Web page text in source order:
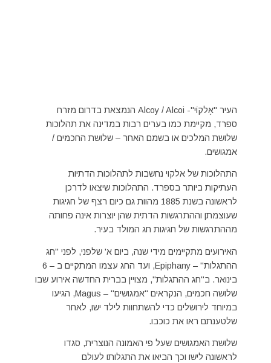
העיר "אָלקוֹי"- Alcoy / Alcoi הנמצאת בדרום מזרח
ספרד, מקיימת כמו בערים רבות במדינה את תהלוכות
שלושת המלכים או בשמם האחר – שלושת החכמים /
אמגושים.
התהלוכות של אלקוי נחשבות לתהלוכות הדתיות
העתיקות ביותר בספרד. התהלוכות שיצאו לדרכן
לראשונה בשנת 1885 מהוות גם כיום רצף של חגיגות
שעוצמתן וההתרגשות הדתית שהן יוצרות אינה פחותה
מההתרגשות של חגיגות חג המולד בעיר.
האירועים מתקיימים מידי שנה, ביום א' שלפני, לפני "חג
ההתגלות" – Epiphany, ועד החג עצמו המתקיים ב – 6
בינואר. ב"חג ההתגלות", מצויין בברית החדשה אירוע שבו
שלושה חכמים, הנקראים "אמגושים" – Magus, הגיעו
במיוחד לירושלים כדי להשתחוות לילד ישו, לאחר
שלטענתם ראו את כוכבו.
שלושת האמגושים שעל פי האמונה הנוצרית, סגדו
לראשונה לישו וכך הביאו את התגלותו לעולם